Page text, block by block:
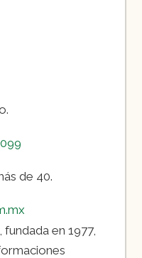
de 40.
en 1977,